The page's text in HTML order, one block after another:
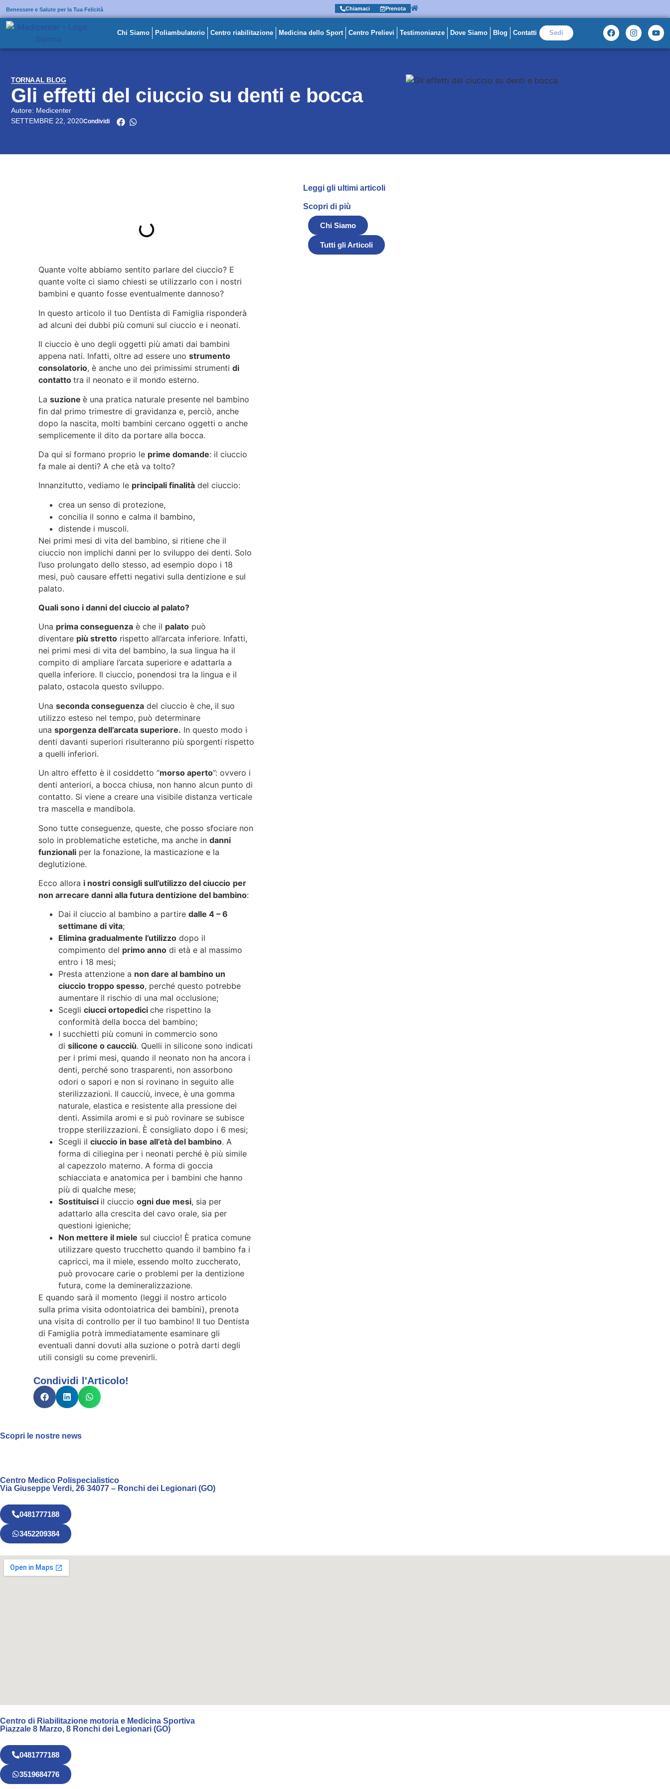
Benessere e Salute per la Tua Felicità Chiamaci Prenota
Chi Siamo Poliambulatorio Centro riabilitazione Medicina dello Sport Centro Prelievi Testimonianze Dove Siamo Blog Contatti Sedi
TORNA AL BLOG
Gli effetti del ciuccio su denti e bocca
Autore: Medicenter
SETTEMBRE 22, 2020Condividi
Quante volte abbiamo sentito parlare del ciuccio? E
quante volte ci siamo chiesti se utilizzarlo con i nostri
bambini e quanto fosse eventualmente dannoso?
In questo articolo il tuo Dentista di Famiglia risponderà
ad alcuni dei dubbi più comuni sul ciuccio e i neonati.
Il ciuccio è uno degli oggetti più amati dai bambini
appena nati. Infatti, oltre ad essere unostrumento
consolatorio, è anche uno dei primissimi strumentidi
contattotra il neonato e il mondo esterno.
Lasuzioneè una pratica naturale presente nel bambino
fin dal primo trimestre di gravidanza e, perciò, anche
dopo la nascita, molti bambini cercano oggetti o anche
semplicemente il dito da portare alla bocca.
Da qui si formano proprio le prime domande: il ciuccio
fa male ai denti? A che età va tolto?
Innanzitutto, vediamo le principali finalità del ciuccio:
crea un senso di protezione,
concilia il sonno e calma il bambino,
distende i muscoli.
Nei primi mesi di vita del bambino, si ritiene che il
ciuccio non implichi danni per lo sviluppo dei denti. Solo
l’uso prolungato dello stesso, ad esempio dopo i 18
mesi, può causare effetti negativi sulla dentizione e sul
palato.
Quali sono i danni del ciuccio al palato?
Una prima conseguenza è che il palato può
diventare più stretto rispetto all’arcata inferiore. Infatti,
nei primi mesi di vita del bambino, la sua lingua ha il
compito di ampliare l’arcata superiore e adattarla a
quella inferiore. Il ciuccio, ponendosi tra la lingua e il
palato, ostacola questo sviluppo.
Unaseconda conseguenza del ciuccio è che, il suo
utilizzo esteso nel tempo, può determinare
unasporgenza dell’arcata superiore. In questo modo i
denti davanti superiori risulteranno più sporgenti rispetto
a quelli inferiori.
Un altro effetto è il cosiddetto “morso aperto”: ovvero i
denti anteriori, a bocca chiusa, non hanno alcun punto di
contatto. Si viene a creare una visibile distanza verticale
tra mascella e mandibola.
Sono tutte conseguenze, queste, che posso sfociare non
solo in problematiche estetiche, ma anche indanni
funzionali per la fonazione, la masticazione e la
deglutizione.
Ecco allora i nostri consigli sull’utilizzo del ciuccio per
non arrecare danni alla futura dentizione del bambino:
Dai il ciuccio al bambino a partiredalle 4 – 6
settimane di vita;
Elimina gradualmente l’utilizzo dopo il
compimento del primo anno di età e al massimo
entro i 18 mesi;
Presta attenzione a non dare al bambino un
ciuccio troppo spesso, perché questo potrebbe
aumentare il rischio di una mal occlusione;
Scegliciucci ortopediciche rispettino la
conformità della bocca del bambino;
I succhietti più comuni in commercio sono
disilicone o caucciù. Quelli in silicone sono indicati
per i primi mesi, quando il neonato non ha ancora i
denti, perché sono trasparenti, non assorbono
odori o sapori e non si rovinano in seguito alle
sterilizzazioni. Il caucciù, invece, è una gomma
naturale, elastica e resistente alla pressione dei
denti. Assimila aromi e si può rovinare se subisce
troppe sterilizzazioni. È consigliato dopo i 6 mesi;
Scegli ilciuccio in base all’età del bambino. A
forma di ciliegina per i neonati perché è più simile
al capezzolo materno. A forma di goccia
schiacciata e anatomica per i bambini che hanno
più di qualche mese;
Sostituisci il ciuccioogni due mesi, sia per
adattarlo alla crescita del cavo orale, sia per
questioni igieniche;
Non mettere il miele sul ciuccio! È pratica comune
utilizzare questo trucchetto quando il bambino fa i
capricci, ma il miele, essendo molto zuccherato,
può provocare carie o problemi per la dentizione
futura, come la demineralizzazione.
E quando sarà il momento (leggi il nostro articolo
sulla prima visita odontoiatrica dei bambini), prenota
una visita di controllo per il tuo bambino! Il tuo Dentista
di Famiglia potrà immediatamente esaminare gli
eventuali danni dovuti alla suzione o potrà darti degli
utili consigli su come prevenirli.
Condividi l'Articolo!
Leggi gli ultimi articoli
Scopri di più
Chi Siamo
Tutti gli Articoli
Scopri le nostre news
Centro Medico Polispecialistico
Via Giuseppe Verdi, 26 34077 – Ronchi dei Legionari (GO)
0481777188
3452209384
Centro di Riabilitazione motoria e Medicina Sportiva
Piazzale 8 Marzo, 8 Ronchi dei Legionari (GO)
0481777188
3519684776